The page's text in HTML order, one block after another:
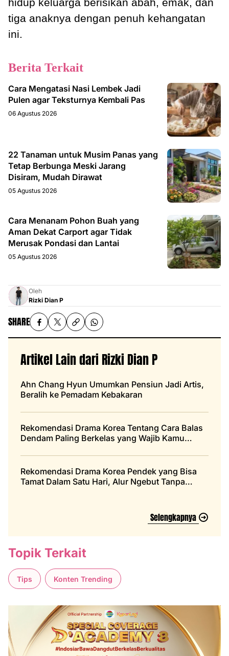
tiga anaknya dengan penuh kehangatan
ini.
Berita Terkait
Cara Mengatasi Nasi Lembek Jadi
Pulen agar Teksturnya Kembali Pas
06 Agustus 2026
22 Tanaman untuk Musim Panas yang
Tetap Berbunga Meski Jarang
Disiram, Mudah Dirawat
05 Agustus 2026
Cara Menanam Pohon Buah yang
Aman Dekat Carport agar Tidak
Merusak Pondasi dan Lantai
05 Agustus 2026
Oleh
Rizki Dian P
SHARE
Artikel Lain dari Rizki Dian P
Ahn Chang Hyun Umumkan Pensiun Jadi Artis,
Beralih ke Pemadam Kebakaran
Rekomendasi Drama Korea Tentang Cara Balas
Dendam Paling Berkelas yang Wajib Kamu
Rekomendasi Drama Korea Pendek yang Bisa
Tamat Dalam Satu Hari, Alur Ngebut Tanpa
Selengkapnya
Topik Terkait
Tips Konten Trending